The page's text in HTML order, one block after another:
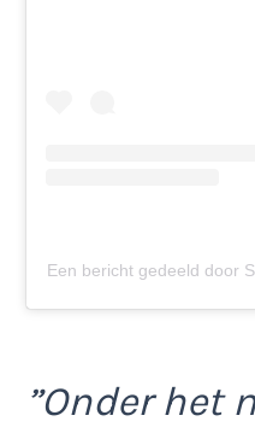
Een bericht gedeeld door
”Onder het